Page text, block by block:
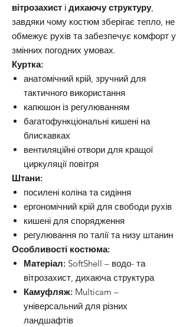
вітрозахист і дихаючу структуру,
завдяки чому костюм зберігає тепло, не
обмежує рухів та забезпечує комфорт у
змінних погодних умовах.
Куртка:
анатомічний крій, зручний для
тактичного використання
капюшон із регулюванням
багатофункціональні кишені на
блискавках
вентиляційні отвори для кращої
циркуляції повітря
Штани:
посилені коліна та сидіння
ергономічний крій для свободи рухів
кишені для спорядження
регулювання по талії та низу штанин
Особливості костюма:
Матеріал: SoftShell – водо- та
вітрозахист, дихаюча структура
Камуфляж: Multicam –
універсальний для різних
ландшафтів